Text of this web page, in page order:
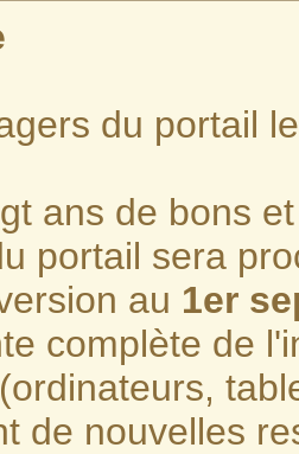
du portail
ans de bons
portail sera
au 1er
complète de
de nouvelles